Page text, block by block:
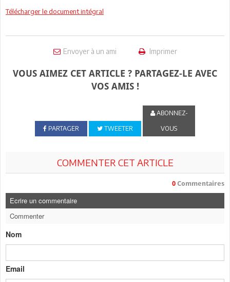
Télécharger le document intégral
Envoyer à un ami Imprimer
VOUS AIMEZ CET ARTICLE ? PARTAGEZ-LE AVEC
VOS AMIS !
PARTAGER TWEETER
ABONNEZ-
VOUS
COMMENTER CET ARTICLE
0 Commentaires
Ecrire un commentaire
Commenter
Nom
Email